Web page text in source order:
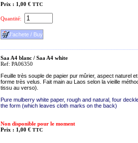
Prix : 1,00 € TTC
Quantité:
Saa A4 blanc / Saa A4 white
Ref: PA06350
Feuille très souple de papier pur mûrier, aspect naturel
forme très velus. Fait main au Laos selon la vieille
tissu au verso).
Pure mulberry white paper, rough and natural, four
the form (which leaves cloth marks on the back)
Non disponible pour le moment
Prix : 1,00 € TTC